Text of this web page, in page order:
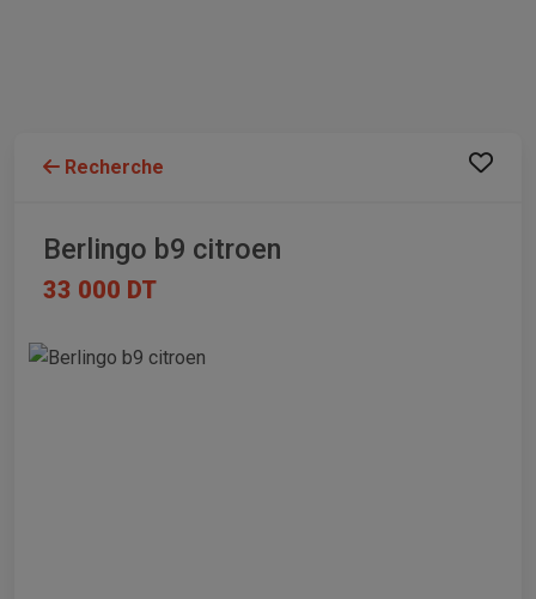
Recherche
Berlingo b9 citroen
33 000 DT